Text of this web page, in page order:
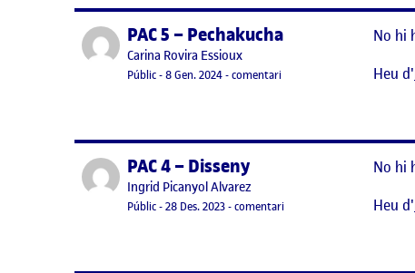
Publicat perPAC 5 – Pechakucha
Publicat per
Carina Rovira Essioux
Visibilitat:
Públic-Data de publicació
8 Gen. 2024-comentariel PAC 5 – Pechakucha
No hi
Heu d'
Publicat perPAC 4 – Disseny
Publicat per
Ingrid Picanyol Alvarez
Visibilitat:
Públic-Data de publicació
28 Des. 202328 desembre, 2023 11:46 am
-comentariel PAC 4 – Disseny
No hi
Heu d'